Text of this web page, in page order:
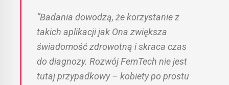
“Badania dowodzą, że korzystanie z
takich aplikacji jak Ona zwiększa
świadomość zdrowotną i skraca czas
do diagnozy. Rozwój FemTech nie jest
tutaj przypadkowy – kobiety po prostu